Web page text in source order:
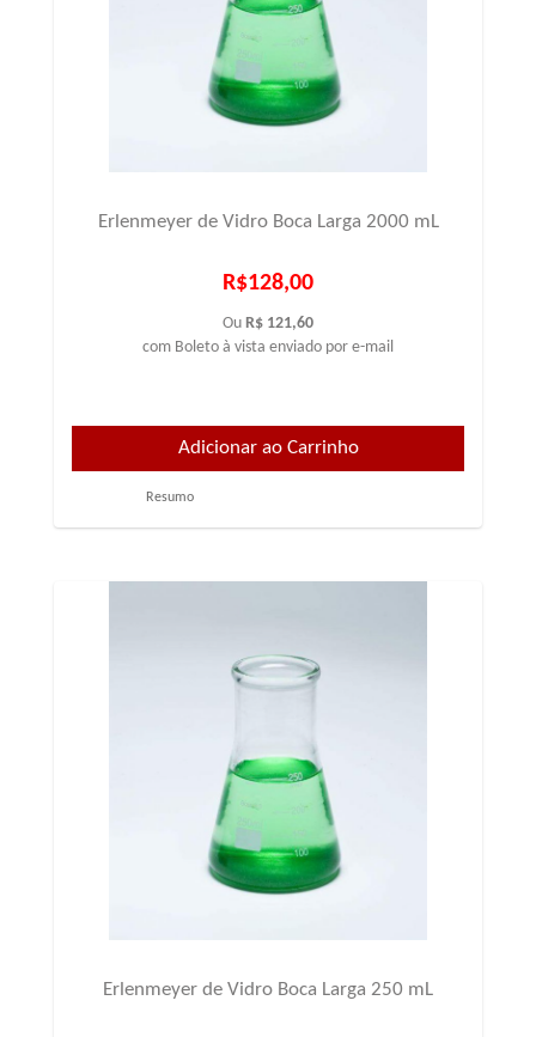
Erlenmeyer de Vidro Boca Larga 2000 mL
R$128,00
Ou R$ 121,60
com Boleto à vista enviado por e-mail
Resumo
Erlenmeyer de Vidro Boca Larga 250 mL